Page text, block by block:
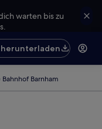
warten bis zu
Barnham